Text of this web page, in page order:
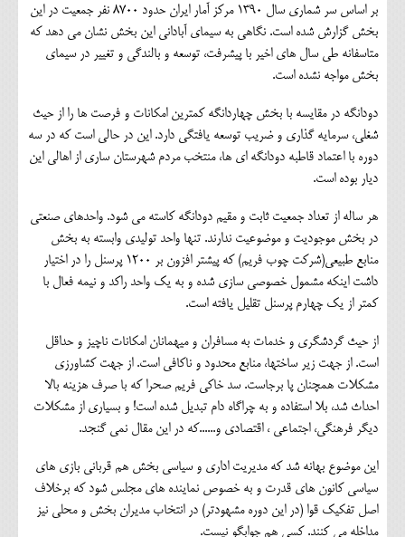
بر اساس سر شماری سال 1390 مرکز آمار ایران حدود 8700 نفر جمعیت در این
بخش گزارش شده است. نگاهی به سیمای آبادانی این بخش نشان می دهد که
متاسفانه طی سال های اخیر با پیشرفت، توسعه و بالندگی و تغییر در سیمای
بخش مواجه نشده است.
دودانگه در مقایسه با بخش چهاردانگه کمترین امکانات و فرصت ها را از حیث
شغلی، سرمایه گذاری و ضریب توسعه یافتگی دارد. این در حالی است که در سه
دوره با اعتماد قاطبه دودانگه ای ها، منتخب مردم شهرستان ساری از اهالی این
دیار بوده است.
هر ساله از تعداد جمعیت ثابت و مقیم دودانگه کاسته می شود. واحدهای صنعتی
در بخش موجودیت و موضوعیت ندارند. تنها واحد تولیدی وابسته به بخش
منابع طبیعی(شرکت چوب فریم) که پیشتر افزون بر 1200 پرسنل را در اختیار
داشت اینکه مشمول خصوصی سازی شده و به یک واحد راکد و نیمه فعال با
کمتر از یک چهارم پرسنل تقلیل یافته است.
از حیث گردشگری و خدمات به مسافران و میهمانان امکانات ناچیز و حداقل
است. از جهت زیر ساختها، منابع محدود و ناکافی است. از جهت کشاورزی
مشکلات همچنان پا برجاست. سد خاکی فریم صحرا که با صرف هزینه بالا
احداث شد، بلا استفاده و به چراگاه دام تبدیل شده است! و بسیاری از مشکلات
دیگر فرهنگی، اجتماعی ، اقتصادی و......که در این مقال نمی گنجد.
این موضوع بهانه شد که مدیریت اداری و سیاسی بخش هم قربانی بازی های
سیاسی کانون های قدرت و به خصوص نماینده های مجلس شود که برخلاف
اصل تفکیک قوا (در این دوره مشهودتر) در انتخاب مدیران بخش و محلی نیز
مداخله می کنند. کسی هم جوابگو نیست.